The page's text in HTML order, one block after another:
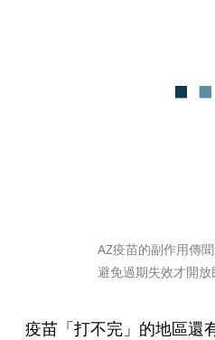
AZ疫苗的副作用傳
避免過期失效才開放
疫苗「打不完」的地區還